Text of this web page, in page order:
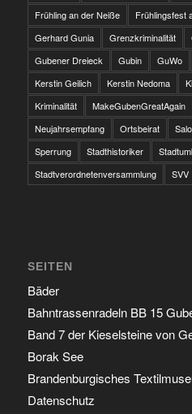
Frühling an der Neiße
Frühlingsfest
Gerhard Gunia
Grenzkriminalität
Gubener Dreieck
Gubin GuWo
Kerstin Geilich
Kerstin Nedoma
Kriminalität
MakeGubenGreatAgain
Neujahrsempfang
Ortsbeirat
Sperrung
Stadthistoriker
Stadtverordnetenversammlung
SVV
SEITEN
Bäder
Bahntrassenradeln BB 15
Band 7 der Kieselsteine von
Borak See
Brandenburgisches
Datenschutz